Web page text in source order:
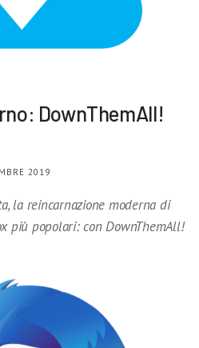
DownThemAll!
2019
la reincarnazione moderna di
più popolari: con DownThemAll!